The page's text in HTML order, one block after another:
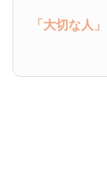
「大切な人」